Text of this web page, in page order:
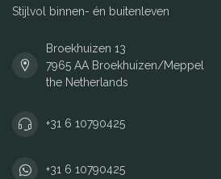
Stijlvol binnen- én buitenleven
Broekhuizen 13
7965 AA Broekhuizen/Meppel
the Netherlands
+31 6 10790425
+31 6 10790425